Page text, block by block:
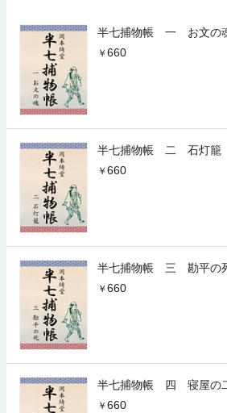
半七捕物帳 一 お文の
660
半七捕物帳 二 石灯籠
660
半七捕物帳 三 勘平の
660
半七捕物帳 四 寝屋の
660